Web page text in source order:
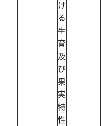
け
る
⽣
育
及
び
果
実
特
性